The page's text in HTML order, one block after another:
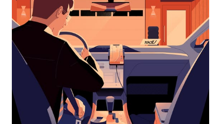
calendrier
et
sélectionner
une
date.
Appuyez
d'échappement
pour
fermer